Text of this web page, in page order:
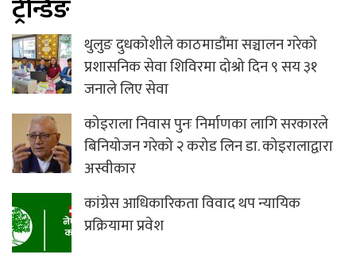
ट्रेन्डिङ
थुलुङ दुधकोशीले काठमाडौंमा सञ्चालन गरेको
प्रशासनिक सेवा शिविरमा दोश्रो दिन ९ सय ३१
जनाले लिए सेवा
कोइराला निवास पुनः निर्माणका लागि सरकारले
बिनियोजन गरेको २ करोड लिन डा. कोइरालाद्वारा
अस्वीकार
कांग्रेस आधिकारिकता विवाद थप न्यायिक
प्रक्रियामा प्रवेश